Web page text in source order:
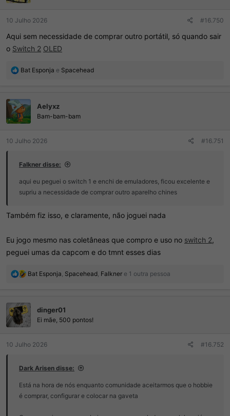
s
10 Julho 2026 #16.750
Aqui sem necessidade de comprar outro portátil, só quando sair
o Switch 2 OLED
R
ç
õ
e
s
Bat Esponja e Spacehead
Aelyxz
Bam-bam-bam
10 Julho 2026 #16.751
Falkner disse:
aqui eu peguei o switch 1 e enchi de emuladores, ficou excelente e
supriu a necessidade de comprar outro aparelho chines
Também fiz isso, e claramente, não joguei nada
Eu jogo mesmo nas coletâneas que compro e uso no switch 2,
peguei umas da capcom e do tmnt esses dias
R
ç
õ
s
Bat Esponja, Spacehead, Falkner e 1 outra pessoa
dinger01
Ei mãe, 500 pontos!
10 Julho 2026 #16.752
Dark Arisen disse:
Está na hora de nós enquanto comunidade aceitarmos que o hobbie
é comprar, configurar e colocar na gaveta